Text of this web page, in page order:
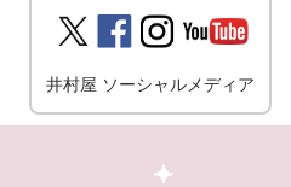
井村屋 ソーシャルメディア